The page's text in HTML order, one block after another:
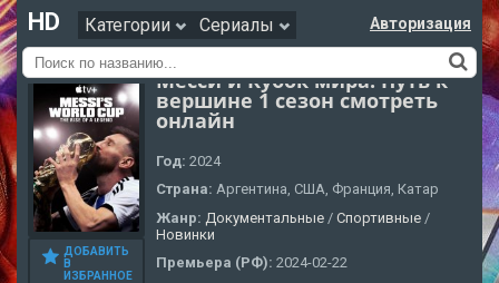
HD Категории Сериалы Авторизация
ДОБАВИТЬ
В
ИЗБРАННОЕ
Месси и Кубок мира: Путь к
вершине 1 сезон смотреть
онлайн
Год: 2024
Страна: Аргентина, США, Франция, Катар
Жанр: Документальные / Cпортивные /
Новинки
Премьера (РФ): 2024-02-22